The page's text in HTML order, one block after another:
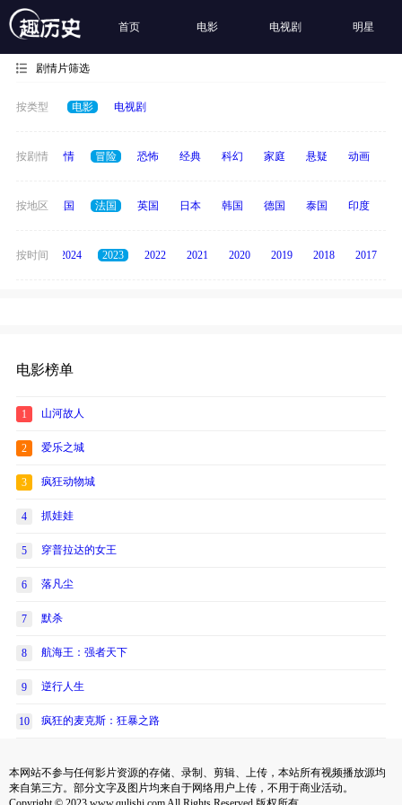
首页 电影 电视剧 明星
剧情片筛选
按类型 电影 电视剧
按剧情
喜剧 爱情 冒险 恐怖 经典 科幻 家庭 悬疑 动画
按地区
中国 美国 法国 英国 日本 韩国 德国 泰国 印度
按时间
2025 2024 2023 2022 2021 2020 2019 2018 2017
电影榜单
1 山河故人
2 爱乐之城
3 疯狂动物城
4 抓娃娃
5 穿普拉达的女王
6 落凡尘
7 默杀
8 航海王：强者天下
9 逆行人生
10 疯狂的麦克斯：狂暴之路
本网站不参与任何影片资源的存储、录制、剪辑、上传，本站所有视频播放源均
来自第三方。部分文字及图片均来自于网络用户上传，不用于商业活动。